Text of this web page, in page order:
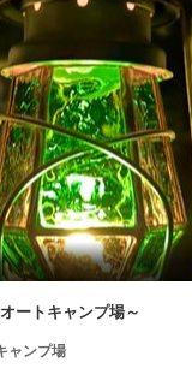
ートキャンプ場～
ャンプ場